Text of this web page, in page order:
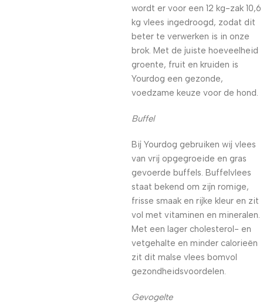
wordt er voor een 12 kg-zak 10,6
kg vlees ingedroogd, zodat dit
beter te verwerken is in onze
brok. Met de juiste hoeveelheid
groente, fruit en kruiden is
Yourdog een gezonde,
voedzame keuze voor de hond.
Buffel
Bij Yourdog gebruiken wij vlees
van vrij opgegroeide en gras
gevoerde buffels. Buffelvlees
staat bekend om zijn romige,
frisse smaak en rijke kleur en zit
vol met vitaminen en mineralen.
Met een lager cholesterol- en
vetgehalte en minder calorieën
zit dit malse vlees bomvol
gezondheidsvoordelen.
Gevogelte